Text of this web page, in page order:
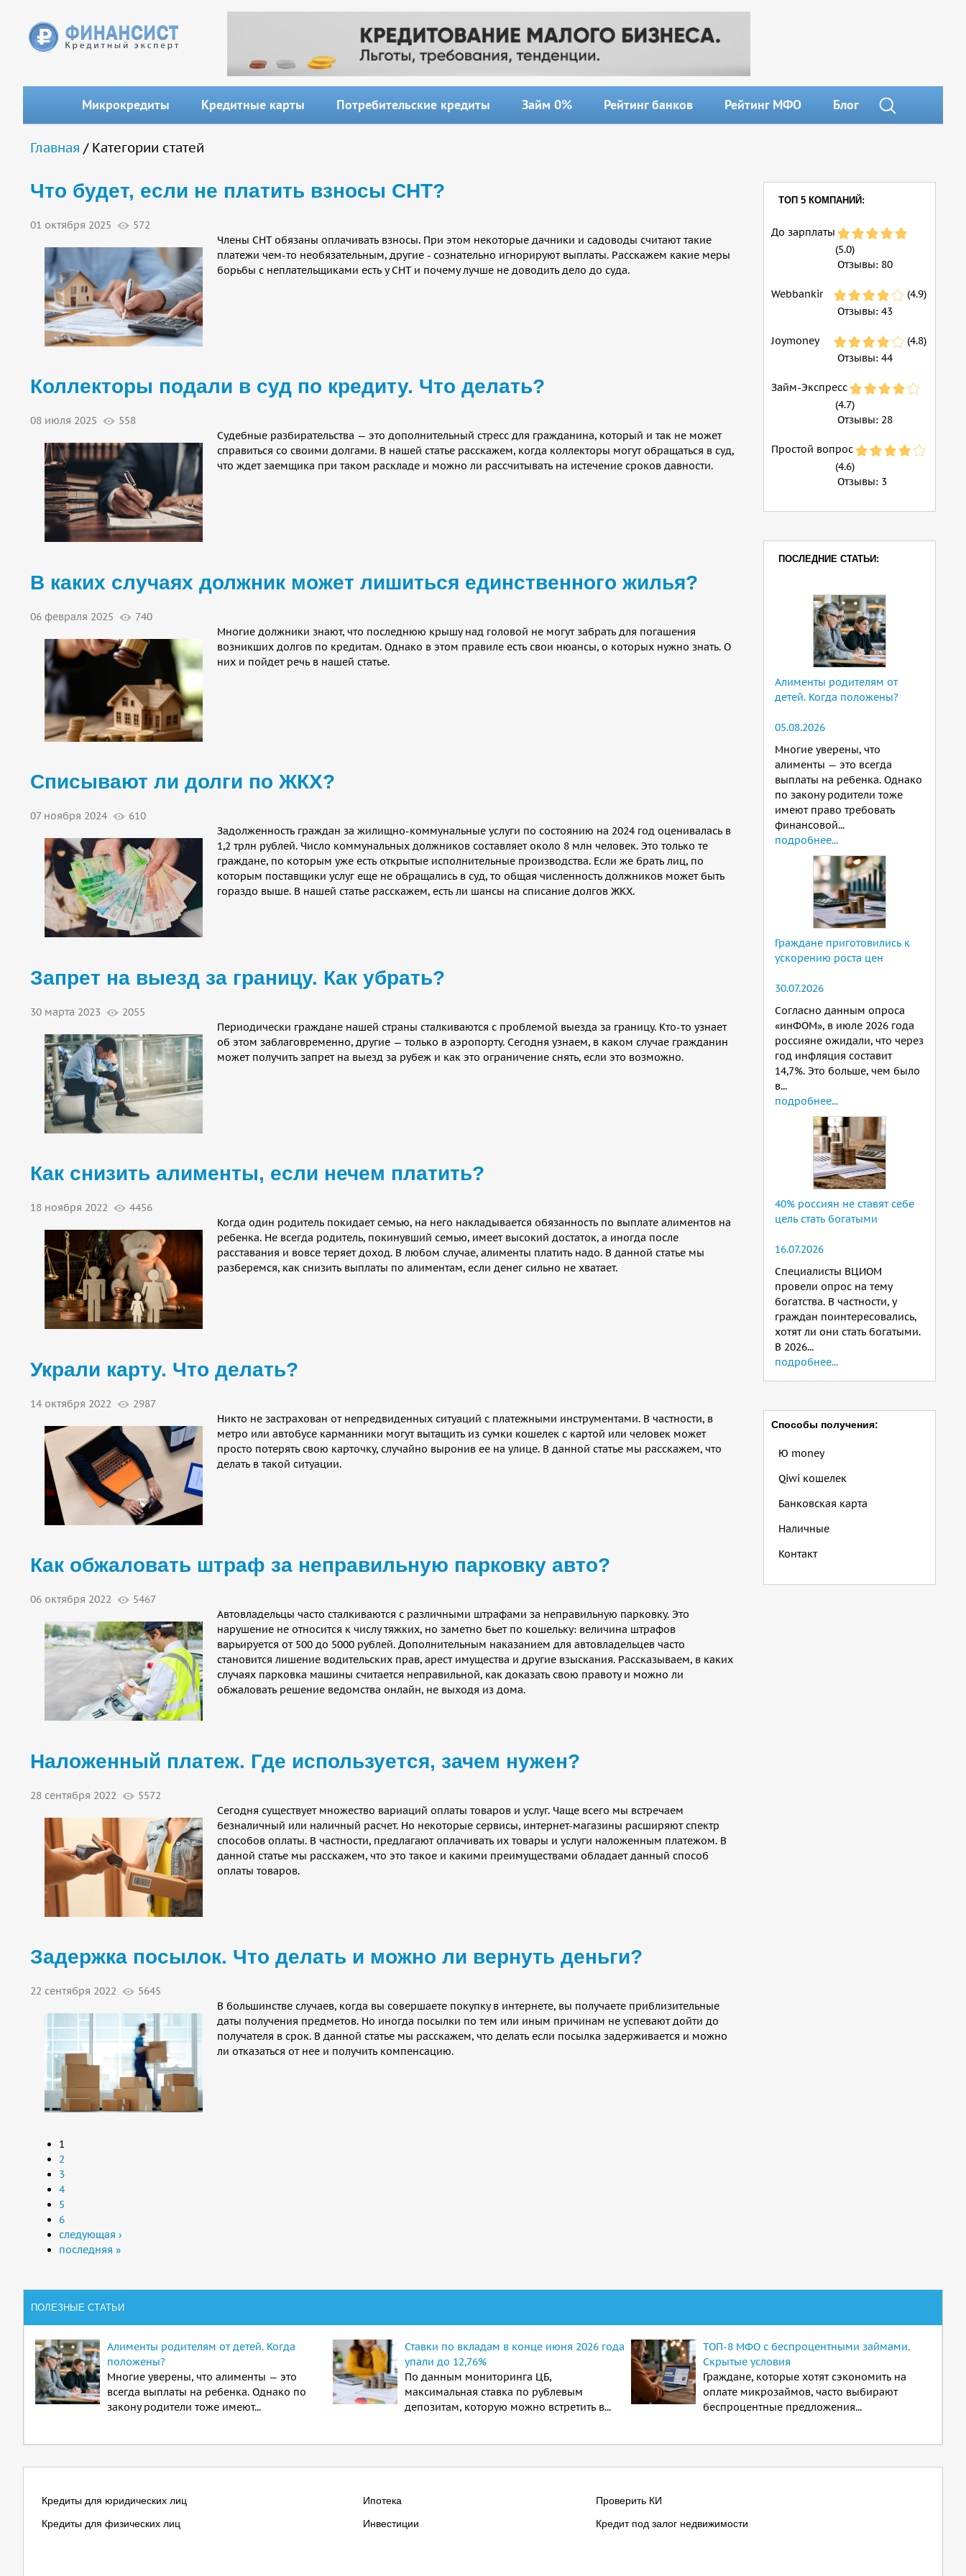
Микрокредиты Кредитные карты Потребительские кредиты Займ 0% Рейтинг банков Рейтинг МФО Блог
Вы здесь
Главная / Категории статей
Что будет, если не платить взносы СНТ?
01 октября 2025
572
Члены СНТ обязаны оплачивать взносы. При этом некоторые дачники и садоводы считают такие
платежи чем-то необязательным, другие - сознательно игнорируют выплаты. Расскажем какие меры
борьбы с неплательщиками есть у СНТ и почему лучше не доводить дело до суда.
Коллекторы подали в суд по кредиту. Что делать?
08 июля 2025
558
Судебные разбирательства — это дополнительный стресс для гражданина, который и так не может
справиться со своими долгами. В нашей статье расскажем, когда коллекторы могут обращаться в суд,
что ждет заемщика при таком раскладе и можно ли рассчитывать на истечение сроков давности.
В каких случаях должник может лишиться единственного жилья?
06 февраля 2025
740
Многие должники знают, что последнюю крышу над головой не могут забрать для погашения
возникших долгов по кредитам. Однако в этом правиле есть свои нюансы, о которых нужно знать. О
них и пойдет речь в нашей статье.
Списывают ли долги по ЖКХ?
07 ноября 2024
610
Задолженность граждан за жилищно-коммунальные услуги по состоянию на 2024 год оценивалась в
1,2 трлн рублей. Число коммунальных должников составляет около 8 млн человек. Это только те
граждане, по которым уже есть открытые исполнительные производства. Если же брать лиц, по
которым поставщики услуг еще не обращались в суд, то общая численность должников может быть
гораздо выше. В нашей статье расскажем, есть ли шансы на списание долгов ЖКХ.
Запрет на выезд за границу. Как убрать?
30 марта 2023
2055
Периодически граждане нашей страны сталкиваются с проблемой выезда за границу. Кто-то узнает
об этом заблаговременно, другие — только в аэропорту. Сегодня узнаем, в каком случае гражданин
может получить запрет на выезд за рубеж и как это ограничение снять, если это возможно.
Как снизить алименты, если нечем платить?
18 ноября 2022
4456
Когда один родитель покидает семью, на него накладывается обязанность по выплате алиментов на
ребенка. Не всегда родитель, покинувший семью, имеет высокий достаток, а иногда после
расставания и вовсе теряет доход. В любом случае, алименты платить надо. В данной статье мы
разберемся, как снизить выплаты по алиментам, если денег сильно не хватает.
Украли карту. Что делать?
14 октября 2022
2987
Никто не застрахован от непредвиденных ситуаций с платежными инструментами. В частности, в
метро или автобусе карманники могут вытащить из сумки кошелек с картой или человек может
просто потерять свою карточку, случайно выронив ее на улице. В данной статье мы расскажем, что
делать в такой ситуации.
Как обжаловать штраф за неправильную парковку авто?
06 октября 2022
5467
Автовладельцы часто сталкиваются с различными штрафами за неправильную парковку. Это
нарушение не относится к числу тяжких, но заметно бьет по кошельку: величина штрафов
варьируется от 500 до 5000 рублей. Дополнительным наказанием для автовладельцев часто
становится лишение водительских прав, арест имущества и другие взыскания. Рассказываем, в каких
случаях парковка машины считается неправильной, как доказать свою правоту и можно ли
обжаловать решение ведомства онлайн, не выходя из дома.
Наложенный платеж. Где используется, зачем нужен?
28 сентября 2022
5572
Сегодня существует множество вариаций оплаты товаров и услуг. Чаще всего мы встречаем
безналичный или наличный расчет. Но некоторые сервисы, интернет-магазины расширяют спектр
способов оплаты. В частности, предлагают оплачивать их товары и услуги наложенным платежом. В
данной статье мы расскажем, что это такое и какими преимуществами обладает данный способ
оплаты товаров.
Задержка посылок. Что делать и можно ли вернуть деньги?
22 сентября 2022
5645
В большинстве случаев, когда вы совершаете покупку в интернете, вы получаете приблизительные
даты получения предметов. Но иногда посылки по тем или иным причинам не успевают дойти до
получателя в срок. В данной статье мы расскажем, что делать если посылка задерживается и можно
ли отказаться от нее и получить компенсацию.
1
2
3
4
5
6
следующая ›
последняя »
ТОП 5 КОМПАНИЙ:
До зарплаты
(5.0)
Отзывы: 80
Webbankir
(4.9)
Отзывы: 43
Joymoney
(4.8)
Отзывы: 44
Займ-Экспресс
(4.7)
Отзывы: 28
Простой вопрос
(4.6)
Отзывы: 3
ПОСЛЕДНИЕ СТАТЬИ:
Алименты родителям от
детей. Когда положены?
05.08.2026
Многие уверены, что
алименты — это всегда
выплаты на ребенка. Однако
по закону родители тоже
имеют право требовать
финансовой...
подробнее...
Граждане приготовились к
ускорению роста цен
30.07.2026
Согласно данным опроса
«инФОМ», в июле 2026 года
россияне ожидали, что через
год инфляция составит
14,7%. Это больше, чем было
в...
подробнее...
40% россиян не ставят себе
цель стать богатыми
16.07.2026
Специалисты ВЦИОМ
провели опрос на тему
богатства. В частности, у
граждан поинтересовались,
хотят ли они стать богатыми.
В 2026...
подробнее...
Способы получения:
Ю money
Qiwi кошелек
Банковская карта
Наличные
Контакт
ПОЛЕЗНЫЕ СТАТЬИ
Алименты родителям от детей. Когда
положены?
Многие уверены, что алименты — это
всегда выплаты на ребенка. Однако по
закону родители тоже имеют...
Ставки по вкладам в конце июня 2026 года
упали до 12,76%
По данным мониторинга ЦБ,
максимальная ставка по рублевым
депозитам, которую можно встретить в...
ТОП-8 МФО с беспроцентными займами.
Скрытые условия
Граждане, которые хотят сэкономить на
оплате микрозаймов, часто выбирают
беспроцентные предложения...
Кредиты для юридических лиц
Кредиты для физических лиц
Ипотека
Инвестиции
Проверить КИ
Кредит под залог недвижимости